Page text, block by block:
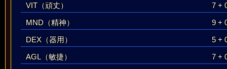
VIT（頑丈）
7 +
MND（精神）
9 +
DEX（器用）
5 +
AGL（敏捷）
7 +